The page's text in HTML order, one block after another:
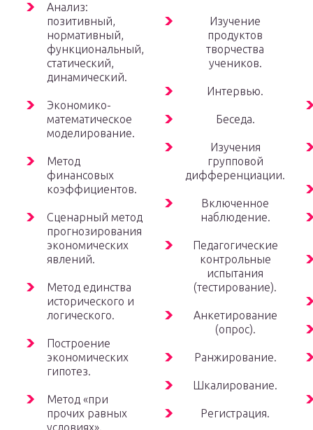
Анализ:
позитивный,
нормативный,
функциональный,
статический,
динамический.
Экономико-
математическое
моделирование.
Метод
финансовых
коэффициентов.
Сценарный метод
прогнозирования
экономических
явлений.
Метод единства
исторического и
логического.
Построение
экономических
гипотез.
Метод «при
прочих равных
условиях».
Изучение
продуктов
творчества
учеников.
Интервью.
Беседа.
Изучения
групповой
дифференциации.
Включенное
наблюдение.
Педагогические
контрольные
испытания
(тестирование).
Анкетирование
(опрос).
Ранжирование.
Шкалирование.
Регистрация.